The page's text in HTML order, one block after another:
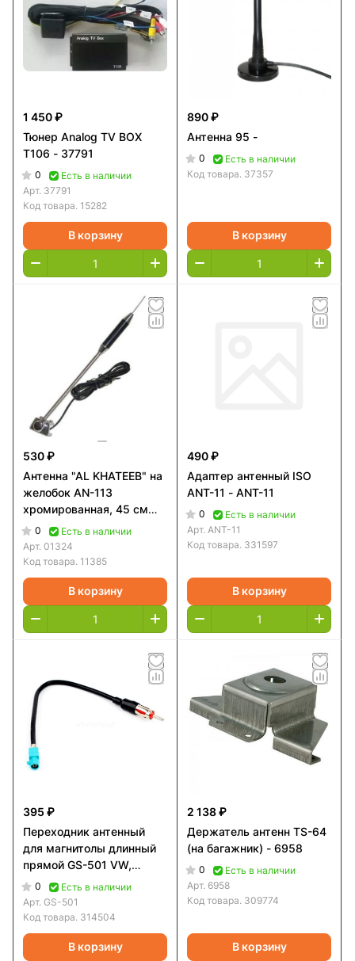
1 450 ₽
Тюнер Analog TV BOX
T106 - 37791
0
Есть в наличии
Арт. 37791
Код товара. 15282
В корзину
890 ₽
Антенна 95 -
0
Есть в наличии
Код товара. 37357
В корзину
530 ₽
Антенна "AL KHATEEB" на
желобок AN-113
хромированная, 45 см
/12/48 - 01324
0
Есть в наличии
Арт. 01324
Код товара. 11385
В корзину
490 ₽
Адаптер антенный ISO
ANT-11 - ANT-11
0
Есть в наличии
Арт. ANT-11
Код товара. 331597
В корзину
395 ₽
Переходник антенный
для магнитолы длинный
прямой GS-501 VW,
SKODA, AUDI, OPEL - GS-
501
0
Есть в наличии
Арт. GS-501
Код товара. 314504
В корзину
2 138 ₽
Держатель антенн TS-64
(на багажник) - 6958
0
Есть в наличии
Арт. 6958
Код товара. 309774
В корзину